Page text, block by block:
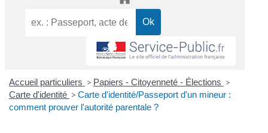
Accueil particuliers > Papiers - Citoyenneté - Élections >
Carte d'identité > Carte d'identité/Passeport d'un mineur :
comment prouver l'autorité parentale ?